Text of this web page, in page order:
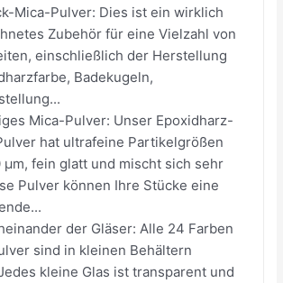
Mica-Pulver: Dies ist ein wirklich
Zubehör für eine Vielzahl von
einschließlich der Herstellung
Badekugeln,
Mica-Pulver: Unser Epoxidharz-
hat ultrafeine Partikelgrößen
µm, fein glatt und mischt sich sehr
Pulver können Ihre Stücke eine
der Gläser: Alle 24 Farben
sind in kleinen Behältern
kleine Glas ist transparent und